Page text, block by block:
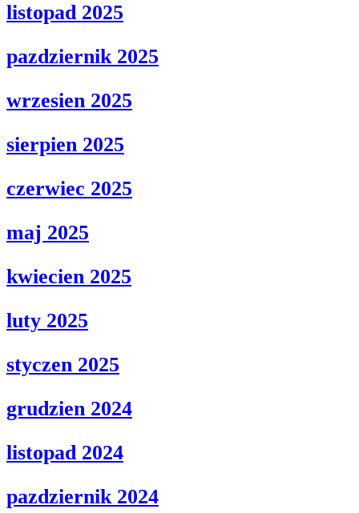
listopad 2025
pazdziernik 2025
wrzesien 2025
sierpien 2025
czerwiec 2025
maj 2025
kwiecien 2025
luty 2025
styczen 2025
grudzien 2024
listopad 2024
pazdziernik 2024